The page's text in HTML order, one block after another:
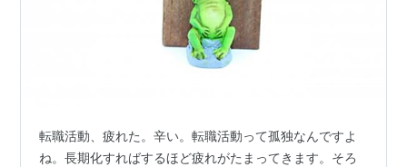
転職活動、疲れた。辛い。転職活動って孤独なんですよ
ね。長期化すればするほど疲れがたまってきます。そろ